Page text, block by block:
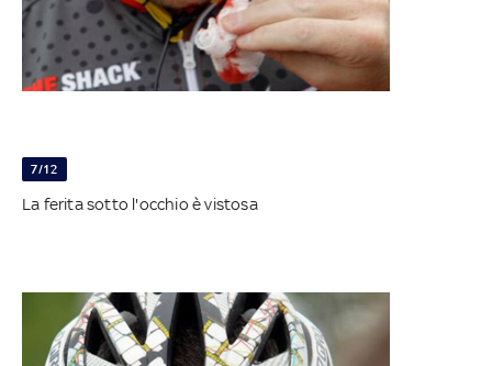
7/12
La ferita sotto l'occhio è vistosa